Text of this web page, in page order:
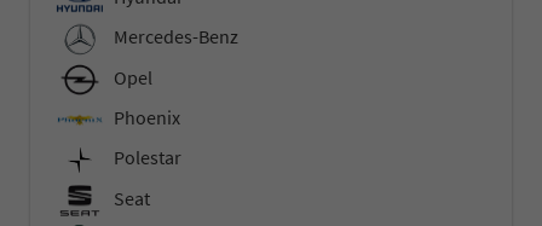
Mercedes-Benz
Opel
Phoenix
Polestar
Seat